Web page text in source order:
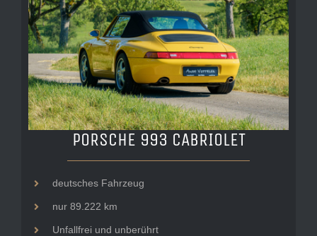
PORSCHE 993 CABRIOLET
deutsches Fahrzeug
nur 89.222 km
Unfallfrei und unberührt